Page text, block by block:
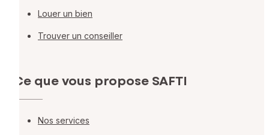
Louer un bien
Trouver un conseiller
Ce que vous propose SAFTI
Nos services